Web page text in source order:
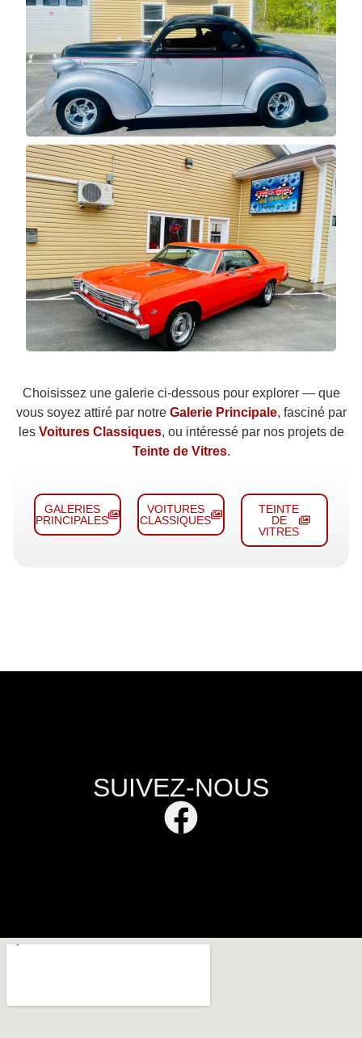
Choisissez une galerie ci-dessous pour explorer — que
vous soyez attiré par notre Galerie Principale, fasciné par
les Voitures Classiques, ou intéressé par nos projets de
Teinte de Vitres.
GALERIES
PRINCIPALES
VOITURES
CLASSIQUES
TEINTE
DE
VITRES
SUIVEZ-NOUS